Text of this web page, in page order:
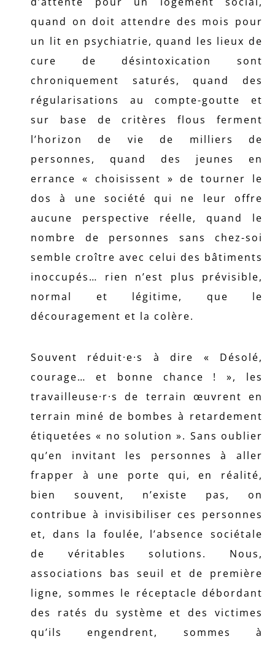
quand on doit attendre des mois pour
un lit en psychiatrie, quand les lieux de
cure de désintoxication sont
chroniquement saturés, quand des
régularisations au compte-goutte et
sur base de critères flous ferment
l’horizon de vie de milliers de
personnes, quand des jeunes en
errance « choisissent » de tourner le
dos à une société qui ne leur offre
aucune perspective réelle, quand le
nombre de personnes sans chez-soi
semble croître avec celui des bâtiments
inoccupés… rien n’est plus prévisible,
normal et légitime, que le
découragement et la colère.
Souvent réduit·e·s à dire « Désolé,
courage… et bonne chance ! », les
travailleuse·r·s de terrain œuvrent en
terrain miné de bombes à retardement
étiquetées « no solution ». Sans oublier
qu’en invitant les personnes à aller
frapper à une porte qui, en réalité,
bien souvent, n’existe pas, on
contribue à invisibiliser ces personnes
et, dans la foulée, l’absence sociétale
de véritables solutions. Nous,
associations bas seuil et de première
ligne, sommes le réceptacle débordant
des ratés du système et des victimes
qu’ils engendrent, sommes à